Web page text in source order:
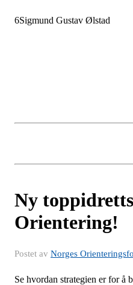
6Sigmund Gustav Ølstad
Ny
Orientering!
Postet av Norges
Se hvordan strategien er for å